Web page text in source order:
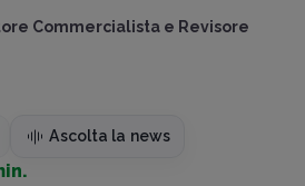
Commercialista e Revisore
Ascolta la news